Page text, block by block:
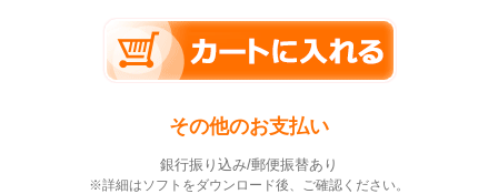
その他のお支払い
銀行振り込み/郵便振替あり
※詳細はソフトをダウンロード後、ご確認ください。